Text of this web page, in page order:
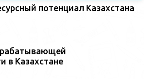
потенциал Казахстана
в Казахстане